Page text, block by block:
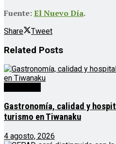
Fuente:El Nuevo Día.
Share Tweet
Related Posts
Gastronomía, calidad y
turismo en Tiwanaku
4 agosto, 2026